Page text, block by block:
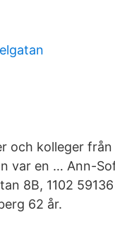
och kolleger
var en … Ann-
8B, 1102
62 år.